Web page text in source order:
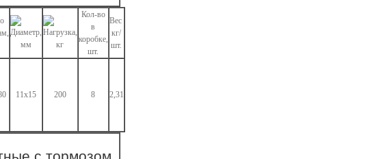
Кол-во
в
коробке,
шт.
Вес
кг/
шт.
11х15 200 8 2,31